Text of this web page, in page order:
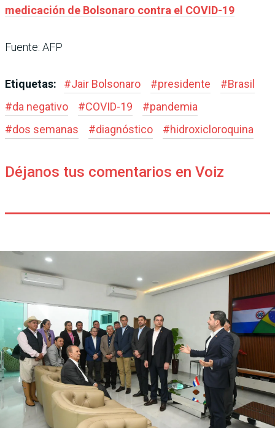
medicación de Bolsonaro contra el COVID-19
Fuente: AFP
Etiquetas: #Jair Bolsonaro #presidente #Brasil
#da negativo #COVID-19 #pandemia
#dos semanas #diagnóstico #hidroxicloroquina
Déjanos tus comentarios en Voiz